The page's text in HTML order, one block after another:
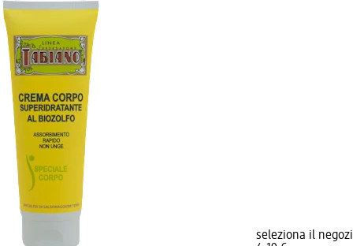
seleziona il